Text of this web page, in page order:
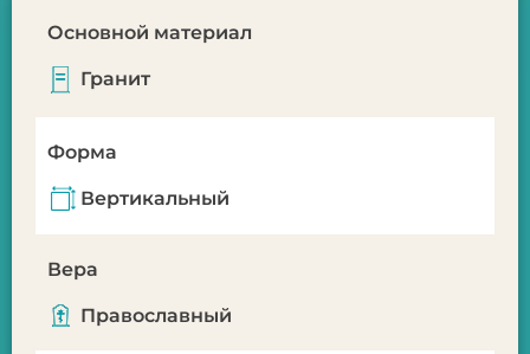
Основной материал
Гранит
Форма
Вертикальный
Вера
Православный